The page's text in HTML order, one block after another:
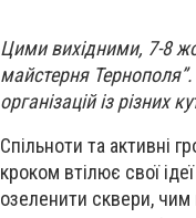
Цими вихідними, 7-8
майстерня
організацій із різних
Спільноти та активні
кроком втілює свої
озеленити сквери, чим